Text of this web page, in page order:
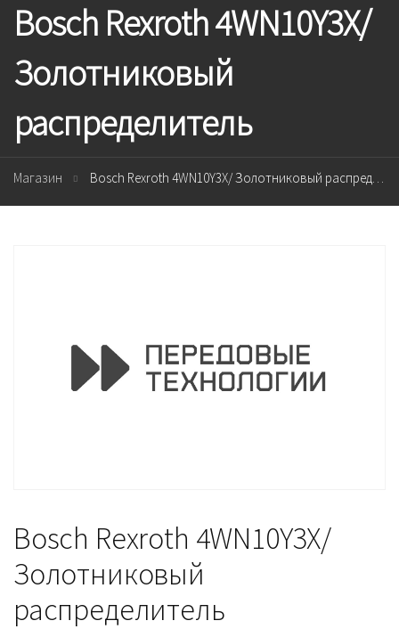
Bosch Rexroth 4WN10Y3X/
Золотниковый
распределитель
Магазин Bosch Rexroth 4WN10Y3X/ Золотниковый распределитель
Bosch Rexroth 4WN10Y3X/
Золотниковый
распределитель